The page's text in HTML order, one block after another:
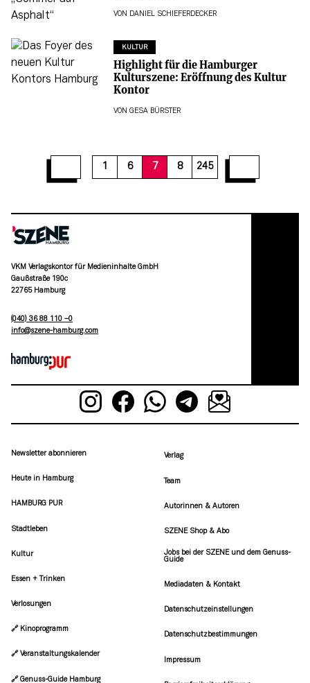
VON DANIEL SCHIEFERDECKER
KULTUR
Highlight für die Hamburger
Kulturszene: Eröffnung des Kultur
Kontor
VON GESA BÜRSTER
1 6 7 8 245
13 1516 18 1920 21
VKM Verlagskontor für Medieninhalte GmbH
Gaußstraße 190c
22765 Hamburg
(040) 36 88 110 –0
moc.grubmah-enezs@ofni
Newsletter abonnieren
Heute in Hamburg
HAMBURG PUR
Stadtleben
Kultur
Essen + Trinken
Verlosungen
🔗 Kinoprogramm
🔗 Veranstaltungskalender
🔗 Genuss-Guide Hamburg
Verlag
Team
Autorinnen & Autoren
SZENE Shop & Abo
Jobs bei der SZENE und dem Genuss-
Guide
Mediadaten & Kontakt
Datenschutzeinstellungen
Datenschutzbestimmungen
Impressum